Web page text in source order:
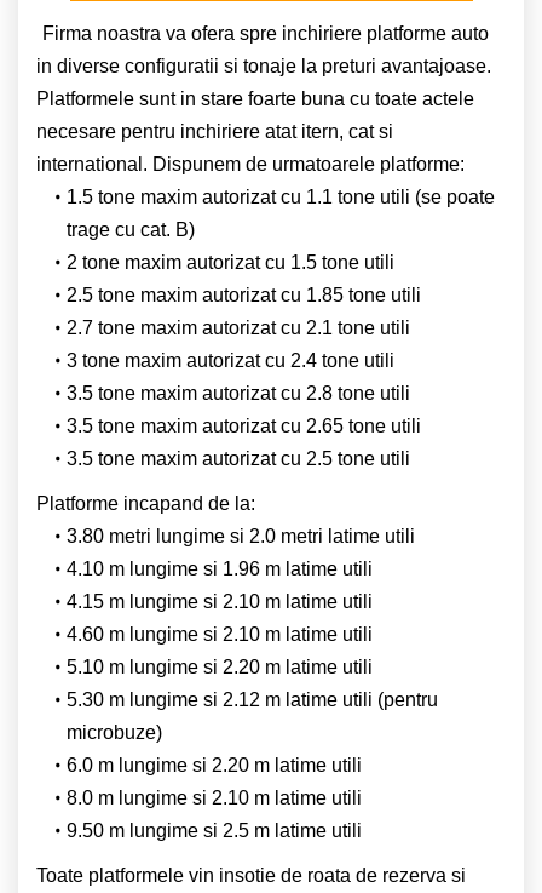
Firma noastra va ofera spre inchiriere platforme auto
in diverse configuratii si tonaje la preturi avantajoase.
Platformele sunt in stare foarte buna cu toate actele
necesare pentru inchiriere atat itern, cat si
international. Dispunem de urmatoarele platforme:
1.5 tone maxim autorizat cu 1.1 tone utili (se poate
trage cu cat. B)
2 tone maxim autorizat cu 1.5 tone utili
2.5 tone maxim autorizat cu 1.85 tone utili
2.7 tone maxim autorizat cu 2.1 tone utili
3 tone maxim autorizat cu 2.4 tone utili
3.5 tone maxim autorizat cu 2.8 tone utili
3.5 tone maxim autorizat cu 2.65 tone utili
3.5 tone maxim autorizat cu 2.5 tone utili
Platforme incapand de la:
3.80 metri lungime si 2.0 metri latime utili
4.10 m lungime si 1.96 m latime utili
4.15 m lungime si 2.10 m latime utili
4.60 m lungime si 2.10 m latime utili
5.10 m lungime si 2.20 m latime utili
5.30 m lungime si 2.12 m latime utili (pentru
microbuze)
6.0 m lungime si 2.20 m latime utili
8.0 m lungime si 2.10 m latime utili
9.50 m lungime si 2.5 m latime utili
Toate platformele vin insotie de roata de rezerva si